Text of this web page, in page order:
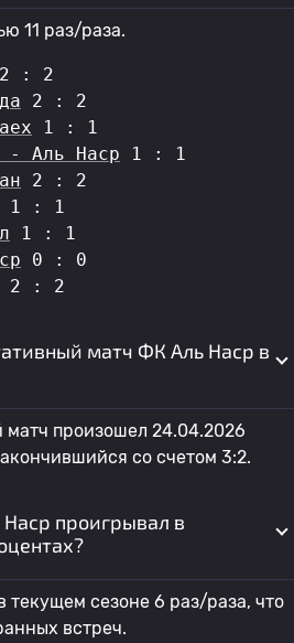
11 раз/раза.
: 2
2 : 2
1 : 1
- Аль Наср 1 : 1
2 : 2
1 : 1
1 : 1
0 : 0
2 : 2
матч ФК Аль Наср в
произошел 24.04.2026
со счетом 3:2.
Наср проигрывал в
текущем сезоне 6 раз/раза, что
встреч.